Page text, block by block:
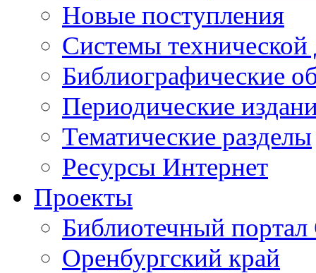
Новые поступления
Cистемы
Библиографические
Периодические
Тематические разделы
Ресурсы Интернет
Проекты
Библиотечный портал
Оренбургский край